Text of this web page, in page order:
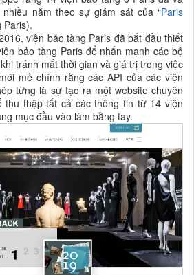
năm theo sự giám sát của “Paris
Paris).
viện bảo tàng Paris đã bắt đầu thiết
bảo tàng Paris để nhấn mạnh các bộ
tránh mất thời gian và giá trị trong việc
mẻ chính rằng các API của các viện
từng là sự tạo ra một website chuyên
thu thập tất cả các thông tin từ 14 viện
mục đầu vào làm bằng tay.